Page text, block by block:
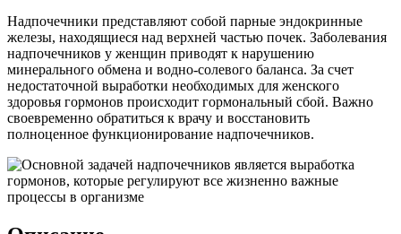
Надпочечники представляют собой парные эндокринные
железы, находящиеся над верхней частью почек. Заболевания
надпочечников у женщин приводят к нарушению
минерального обмена и водно-солевого баланса. За счет
недостаточной выработки необходимых для женского
здоровья гормонов происходит гормональный сбой. Важно
своевременно обратиться к врачу и восстановить
полноценное функционирование надпочечников.